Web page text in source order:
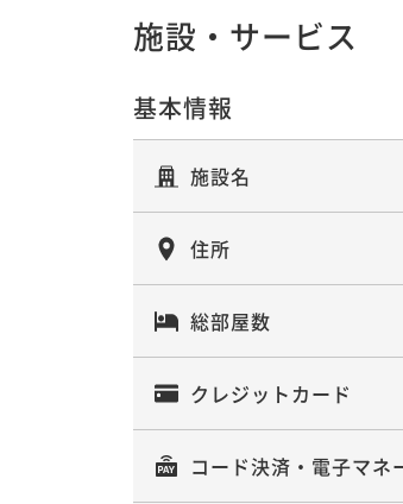
施設・サービス
基本情報
施設名
住所
総部屋数
クレジットカード
コード決済・電子マネ